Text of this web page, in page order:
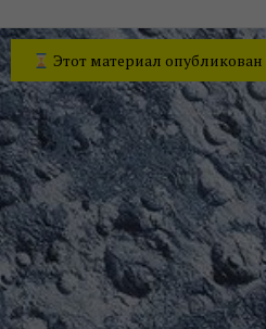
Этот материал опубликован